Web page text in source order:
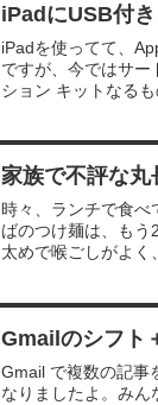
iPadにUSB付
iPadを使ってて、
ですが、今ではサー
ション キットなる
家族で不評な丸
時々、ランチで食べ
ばのつけ麺は、も
太めで喉ごしがよく
Gmailのシフト
Gmail で複数の記事
なりましたよ。み